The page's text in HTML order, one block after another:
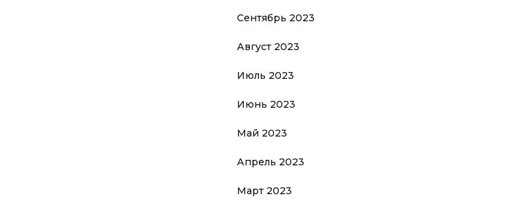
Сентябрь 2023
Август 2023
Июль 2023
Июнь 2023
Май 2023
Апрель 2023
Март 2023